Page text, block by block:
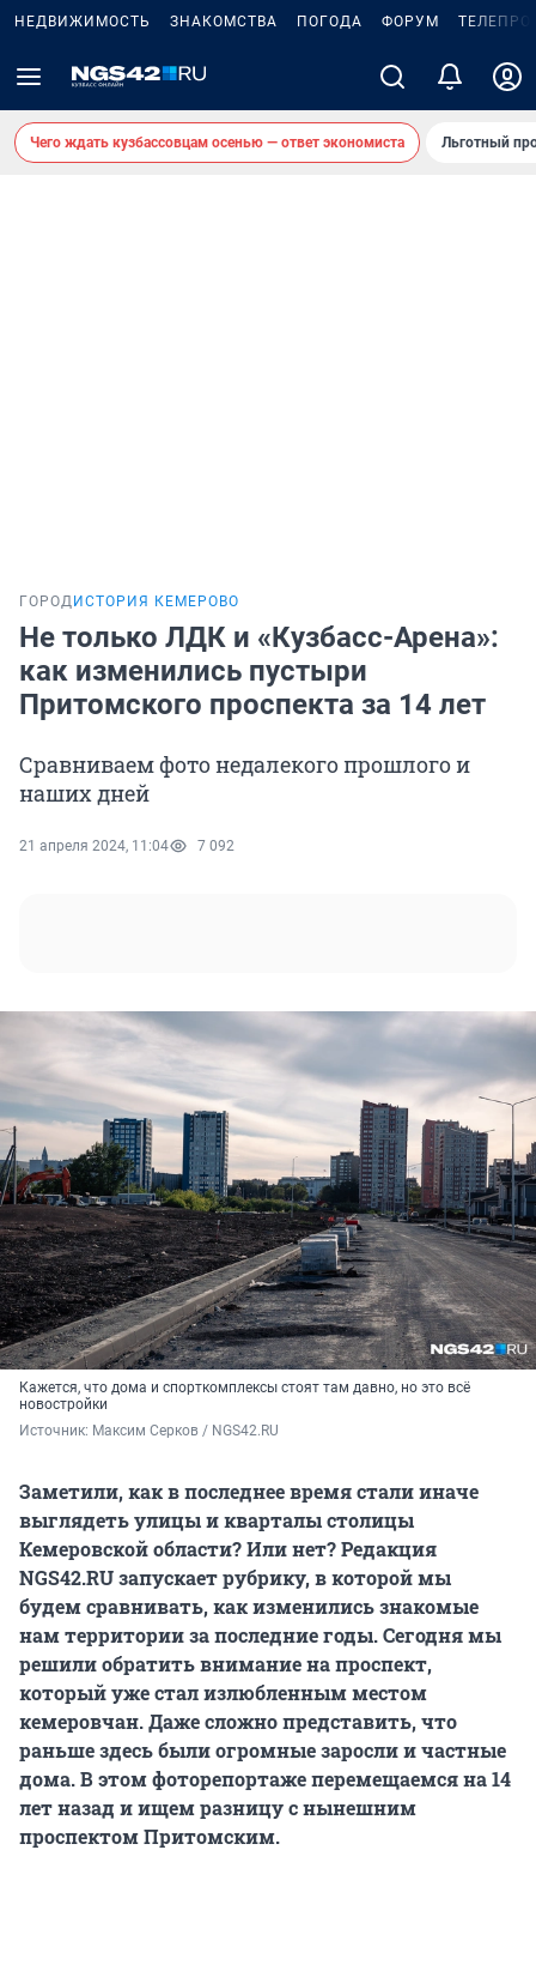
НЕДВИЖИМОСТЬ ЗНАКОМСТВА ПОГОДА ФОРУМ
Чего ждать кузбассовцам осенью — ответ экономиста Льготный
ГОРОД ИСТОРИЯ КЕМЕРОВО
Не только ЛДК и «Кузбасс-Арена»:
как изменились пустыри
Притомского проспекта за 14 лет
Сравниваем фото недалекого прошлого и
наших дней
21 апреля 2024, 11:04 7 092
Кажется, что дома и спорткомплексы стоят там давно, но это всё
новостройки
Источник: Максим Серков / NGS42.RU
Заметили, как в последнее время стали иначе
выглядеть улицы и кварталы столицы
Кемеровской области? Или нет? Редакция
NGS42.RU запускает рубрику, в которой мы
будем сравнивать, как изменились знакомые
нам территории за последние годы. Сегодня мы
решили обратить внимание на проспект,
который уже стал излюбленным местом
кемеровчан. Даже сложно представить, что
раньше здесь были огромные заросли и частные
дома. В этом фоторепортаже перемещаемся на 14
лет назад и ищем разницу с нынешним
проспектом Притомским.